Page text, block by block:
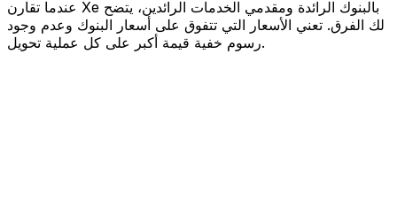
عندما تقارن Xe بالبنوك الرائدة ومقدمي الخدمات الرائدين، يتضح
لك الفرق. تعني الأسعار التي تتفوق على أسعار البنوك وعدم وجود
رسوم خفية قيمة أكبر على كل عملية تحويل.